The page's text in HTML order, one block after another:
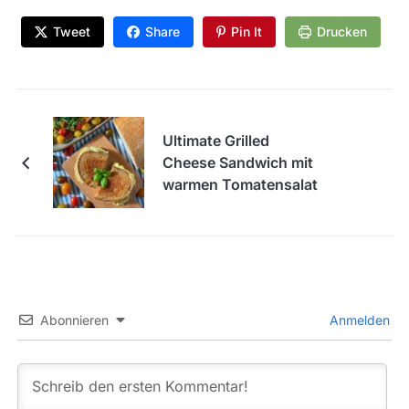
Tweet Share Pin It Drucken
Ultimate Grilled
Cheese Sandwich mit
warmen Tomatensalat
Abonnieren Anmelden